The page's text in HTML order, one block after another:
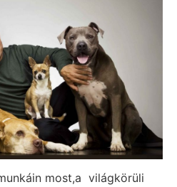
most,a világkörüli